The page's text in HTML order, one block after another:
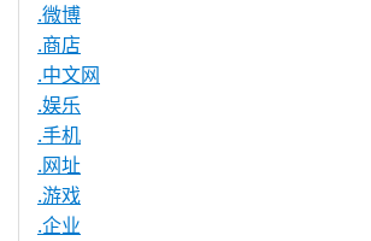
.微博
.商店
.中文网
.娱乐
.手机
.网址
.游戏
.企业